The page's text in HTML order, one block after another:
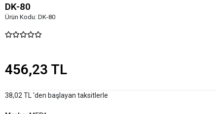
DK-80
Ürün Kodu: DK-80
456,23 TL
38,02 TL 'den başlayan taksitlerle